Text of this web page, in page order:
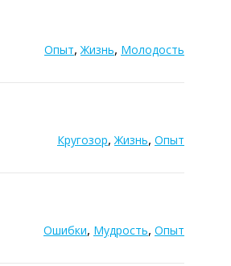
Опыт,Жизнь, Молодость
Кругозор,Жизнь, Опыт
Ошибки, Мудрость, Опыт